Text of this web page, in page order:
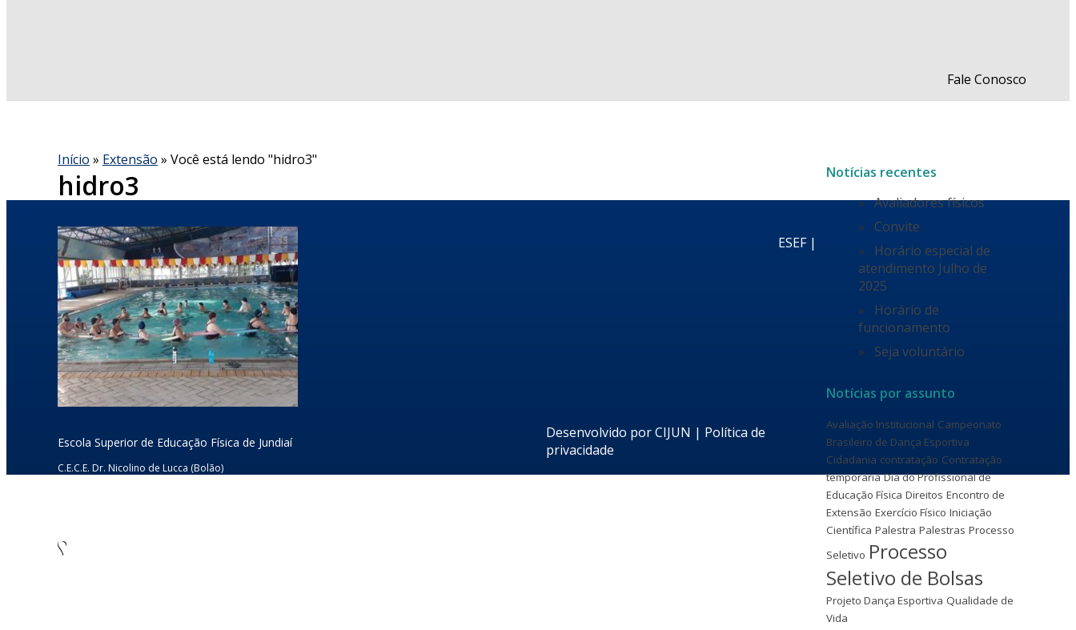
Fale Conosco
Início » Extensão » Você está lendo "hidro3"
hidro3
Notícias recentes
Avaliadores físicos
Convite
Horário especial de
atendimento Julho de
2025
Horário de
funcionamento
Seja voluntário
Notícias por assunto
Avaliação Institucional Campeonato
Brasileiro de Dança Esportiva
Cidadania contratação Contratação
temporária Dia do Profissional de
Educação Física Direitos Encontro de
Extensão Exercício Físico Iniciação
Científica Palestra Palestras Processo
Seletivo Processo
Seletivo de Bolsas
Projeto Dança Esportiva Qualidade de
Vida
Escola Superior de Educação Física de Jundiaí
C.E.C.E. Dr. Nicolino de Lucca (Bolão)
ESEF |
Desenvolvido porCIJUN | Política de
privacidade